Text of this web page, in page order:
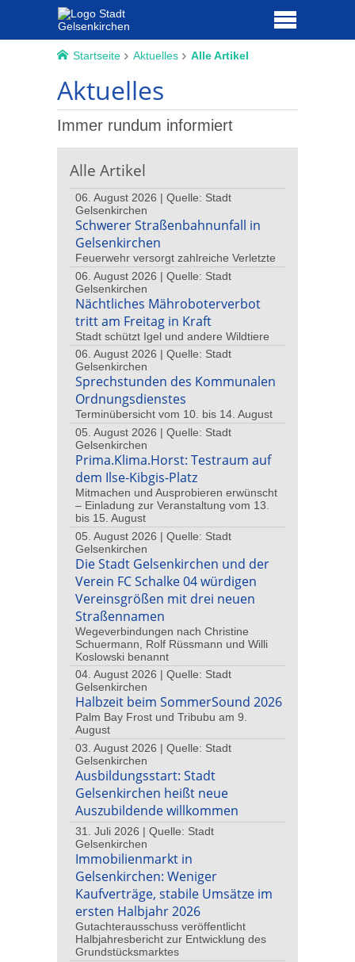
Startseite Aktuelles Alle Artikel
Aktuelles
Immer rundum informiert
Alle Artikel
06. August 2026 | Quelle: Stadt
Gelsenkirchen
Schwerer Straßenbahnunfall in
Gelsenkirchen
Feuerwehr versorgt zahlreiche Verletzte
06. August 2026 | Quelle: Stadt
Gelsenkirchen
Nächtliches Mähroboterverbot
tritt am Freitag in Kraft
Stadt schützt Igel und andere Wildtiere
06. August 2026 | Quelle: Stadt
Gelsenkirchen
Sprechstunden des Kommunalen
Ordnungsdienstes
Terminübersicht vom 10. bis 14. August
05. August 2026 | Quelle: Stadt
Gelsenkirchen
Prima.Klima.Horst: Testraum auf
dem Ilse-Kibgis-Platz
Mitmachen und Ausprobieren erwünscht
– Einladung zur Veranstaltung vom 13.
bis 15. August
05. August 2026 | Quelle: Stadt
Gelsenkirchen
Die Stadt Gelsenkirchen und der
Verein FC Schalke 04 würdigen
Vereinsgrößen mit drei neuen
Straßennamen
Wegeverbindungen nach Christine
Schuermann, Rolf Rüssmann und Willi
Koslowski benannt
04. August 2026 | Quelle: Stadt
Gelsenkirchen
Halbzeit beim SommerSound 2026
Palm Bay Frost und Tribubu am 9.
August
03. August 2026 | Quelle: Stadt
Gelsenkirchen
Ausbildungsstart: Stadt
Gelsenkirchen heißt neue
Auszubildende willkommen
31. Juli 2026 | Quelle: Stadt
Gelsenkirchen
Immobilienmarkt in
Gelsenkirchen: Weniger
Kaufverträge, stabile Umsätze im
ersten Halbjahr 2026
Gutachterausschuss veröffentlicht
Halbjahresbericht zur Entwicklung des
Grundstücksmarktes